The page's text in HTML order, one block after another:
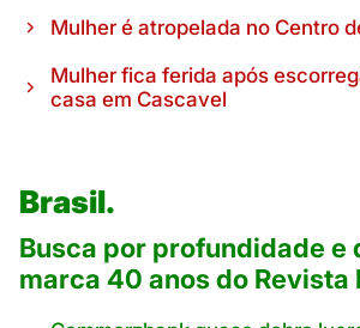
Mulher é atropelada no Centro
Mulher fica ferida após
casa em Cascavel
Brasil.
Busca por profundidade e
marca 40 anos do Revista